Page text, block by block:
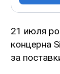
21 июля
концерна
за